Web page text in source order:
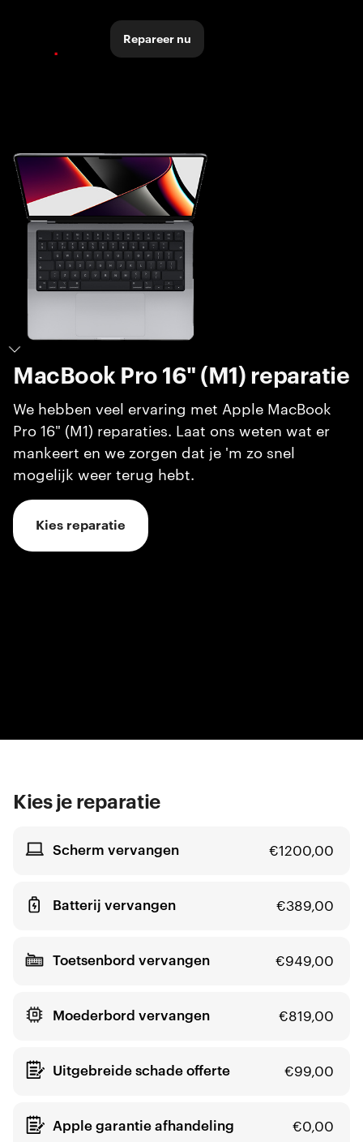
Repareer nu
MacBook Pro 16" (M1) reparatie
We hebben veel ervaring met Apple MacBook
Pro 16" (M1) reparaties. Laat ons weten wat er
mankeert en we zorgen dat je 'm zo snel
mogelijk weer terug hebt.
Kies reparatie
Kies je reparatie
Scherm vervangen €1200,00
Batterij vervangen €389,00
Toetsenbord vervangen €949,00
Moederbord vervangen €819,00
Uitgebreide schade offerte €99,00
Apple garantie afhandeling €0,00